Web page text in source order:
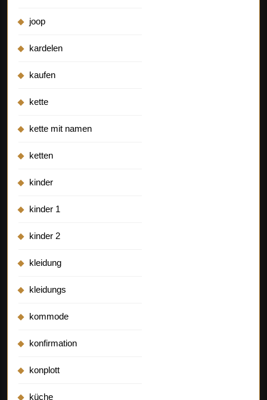
joop
kardelen
kaufen
kette
kette mit namen
ketten
kinder
kinder 1
kinder 2
kleidung
kleidungs
kommode
konfirmation
konplott
küche